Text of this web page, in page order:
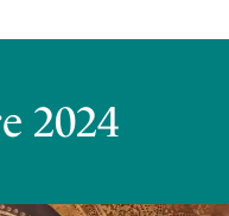
2024